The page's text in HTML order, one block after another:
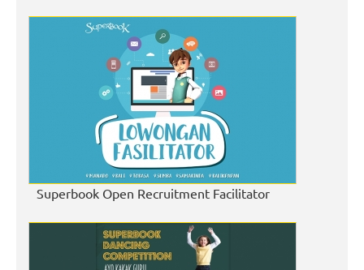
Superbook Open Recruitment Facilitator